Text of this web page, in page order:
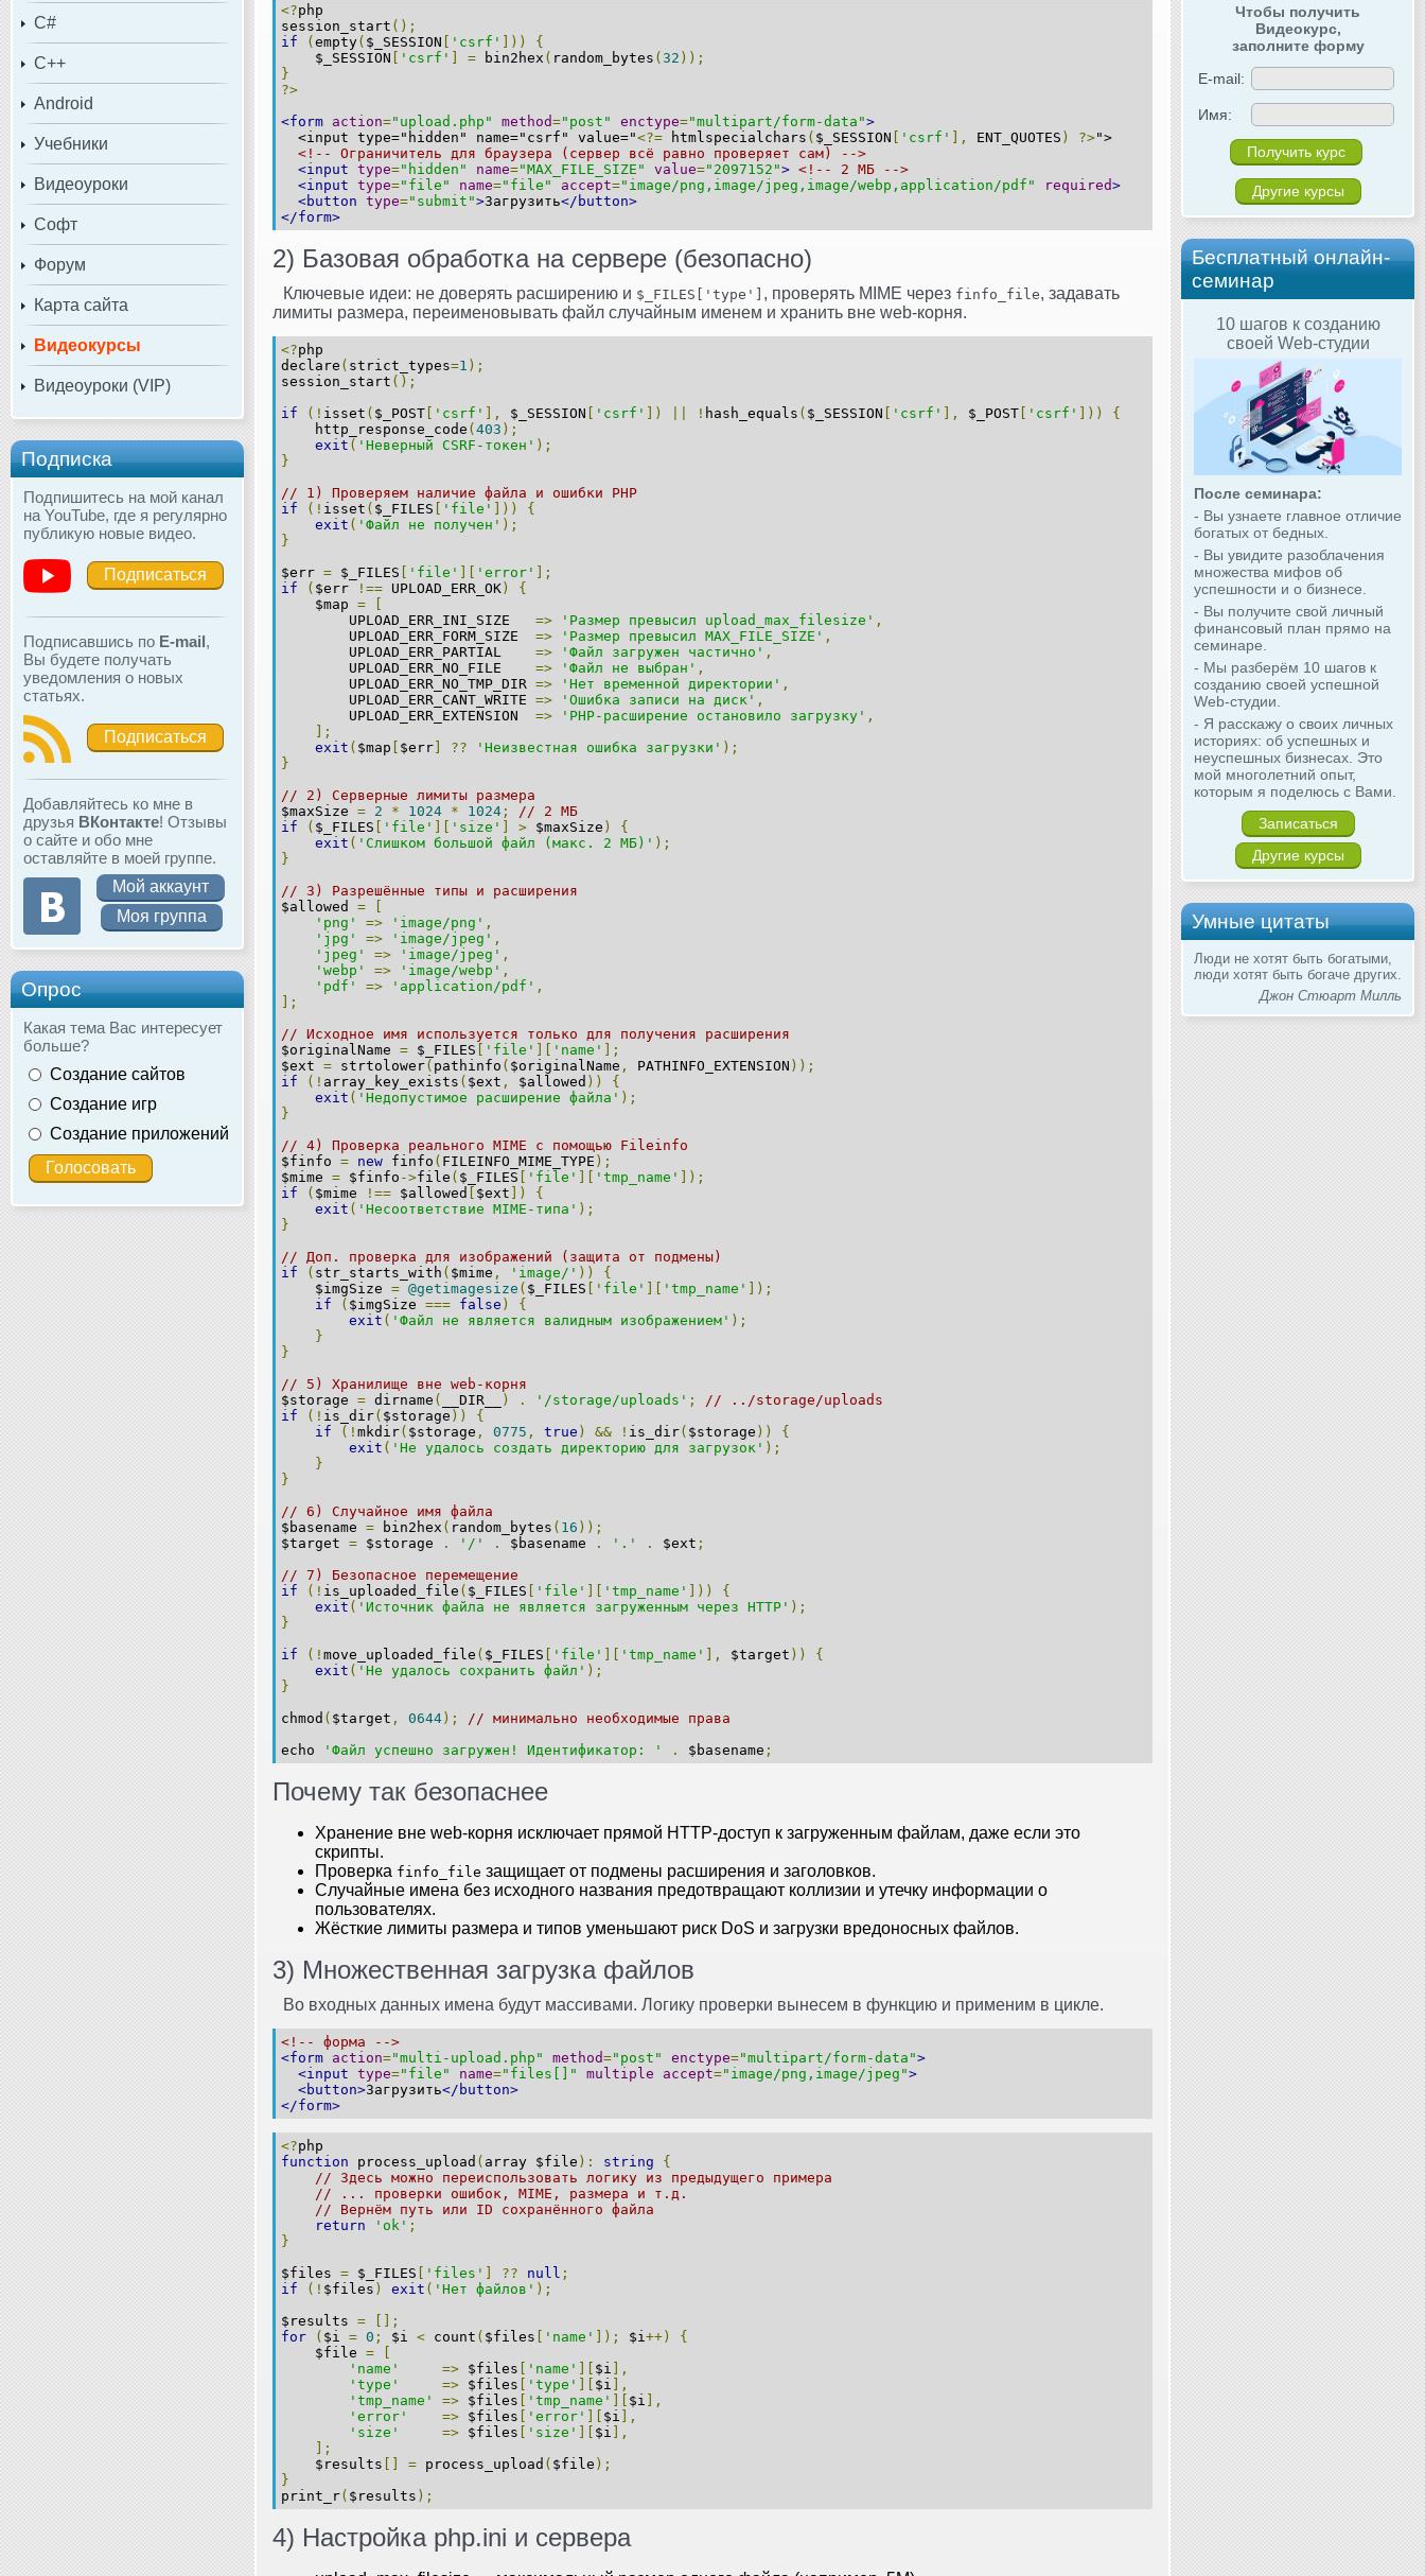
C#
C++
Android
Учебники
Видеоуроки
Софт
Форум
Карта сайта
Видеокурсы
Видеоуроки (VIP)
Подписка
Подпишитесь на мой канал
на YouTube, где я регулярно
публикую новые видео.
Подписаться
Подписавшись по E-mail,
Вы будете получать
уведомления о новых
статьях.
Подписаться
Добавляйтесь ко мне в
друзья ВКонтакте! Отзывы
о сайте и обо мне
оставляйте в моей группе.
Мой аккаунт
Моя группа
Опрос
Какая тема Вас интересует
больше?
Создание сайтов
Создание игр
Создание приложений
Чтобы получить
Видеокурс,
заполните форму
E-mail:
Имя:
Другие курсы
Бесплатный онлайн-
семинар
10 шагов к созданию
своей Web-студии
После семинара:
- Вы узнаете главное отличие
богатых от бедных.
- Вы увидите разоблачения
множества мифов об
успешности и о бизнесе.
- Вы получите свой личный
финансовый план прямо на
семинаре.
- Мы разберём 10 шагов к
созданию своей успешной
Web-студии.
- Я расскажу о своих личных
историях: об успешных и
неуспешных бизнесах. Это
мой многолетний опыт,
которым я поделюсь с Вами.
Записаться
Другие курсы
Умные цитаты
Люди не хотят быть богатыми,
люди хотят быть богаче других.
Джон Стюарт Милль
<?php
session_start ();
if
(empty( $_SESSION [ 'csrf' ]))
{
$_SESSION [ 'csrf' ] = bin2hex ( random_bytes (32 ));
}
?>
<form action="upload.php" method="post" enctype="multipart/form-data">
<input type="hidden" name="csrf" value="<?= htmlspecialchars ( $_SESSION [ 'csrf' ], ENT_QUOTES ) ?>">
<!-- Ограничитель для браузера (сервер всё равно проверяет сам) -->
<input type="hidden" name="MAX_FILE_SIZE" value="2097152"> <!-- 2 МБ -->
<input type="file" name="file" accept="image/png,image/jpeg,image/webp,application/pdf" required>
<button type="submit">Загрузить</button>
</form>
2) Базовая обработка на сервере (безопасно)
Ключевые идеи: не доверять расширению и $_FILES['type'] , проверять MIME через finfo_file, задавать
лимиты размера, переименовывать файл случайным именем и хранить вне web‑корня.
<?php
declare ( strict_types=1 );
session_start ();
if
(! isset ( $_POST [ 'csrf' ], $_SESSION [ 'csrf' ]) ! hash_equals ( $_SESSION [ 'csrf' ], $_POST [ 'csrf' ]))
{
http_response_code (403 );
exit ( 'Неверный CSRF-токен' );
}
// 1) Проверяем наличие файла и ошибки PHP
if
(! isset ( $_FILES [ 'file' ]))
{
exit ( 'Файл не получен' );
}
$err = $_FILES [ 'file' ][ 'error' ];
if
( $err !== UPLOAD_ERR_OK)
{
$map =
[
UPLOAD_ERR_INI_SIZE => 'Размер превысил upload_max_filesize' ,
UPLOAD_ERR_FORM_SIZE => 'Размер превысил MAX_FILE_SIZE' ,
UPLOAD_ERR_PARTIAL => 'Файл загружен частично' ,
UPLOAD_ERR_NO_FILE => 'Файл не выбран' ,
UPLOAD_ERR_NO_TMP_DIR => 'Нет временной директории' ,
UPLOAD_ERR_CANT_WRITE => 'Ошибка записи на диск' ,
UPLOAD_ERR_EXTENSION => 'PHP-расширение остановило загрузку' ,
];
exit ( $map [ $err] ?? 'Неизвестная ошибка загрузки' );
}
// 2) Серверные лимиты размера
$maxSize = 2 * 1024 * 1024 ;
// 2 МБ
if
( $_FILES [ 'file' ][ 'size' ] > $maxSize )
{
exit ( 'Слишком большой файл (макс. 2 МБ)' );
}
// 3) Разрешённые типы и расширения
$allowed =
[
'png'
=> 'image/png' ,
'jpg'
=> 'image/jpeg' ,
'jpeg'
=> 'image/jpeg' ,
'webp'
=> 'image/webp' ,
'pdf'
=> 'application/pdf' ,
];
// Исходное имя используется только для получения расширения
$originalName = $_FILES [ 'file' ][ 'name' ];
$ext = strtolower( pathinfo ( $originalName , PATHINFO_EXTENSION ));
if
(! array_key_exists ( $ext , $allowed ))
{
exit ( 'Недопустимое расширение файла' );
}
// 4) Проверка реального MIME с помощью Fileinfo
$finfo = new finfo ( FILEINFO_MIME_TYPE );
$mime = $finfo ->file ( $_FILES [ 'file' ][ 'tmp_name' ]);
if
( $mime !== $allowed [ $ext ])
{
exit ( 'Несоответствие MIME-типа' );
}
// Доп. проверка для изображений (защита от подмены)
if
( str_starts_with ( $mime , 'image/' ))
{
$imgSize = @getimagesize ( $_FILES [ 'file' ][ 'tmp_name' ]);
if
( $imgSize === false )
{
exit ( 'Файл не является валидным изображением' );
}
}
// 5) Хранилище вне web-корня
$storage = dirname ( __DIR__ ) . '/storage/uploads' ;
// ../storage/uploads
if
(! is_dir( $storage ))
{
if
(! mkdir( $storage , 0775 , true ) && ! is_dir( $storage ))
{
exit ( 'Не удалось создать директорию для загрузок' );
}
}
// 6) Случайное имя файла
$basename = bin2hex ( random_bytes ( 16 ));
$target = $storage . '/' . $basename . '.' . $ext ;
// 7) Безопасное перемещение
if
(! is_uploaded_file ( $_FILES [ 'file' ][ 'tmp_name' ]))
{
exit ( 'Источник файла не является загруженным через HTTP' );
}
if
(! move_uploaded_file ( $_FILES [ 'file' ][ 'tmp_name' ], $target ))
{
exit ( 'Не удалось сохранить файл' );
}
chmod ( $target , 0644);
// минимально необходимые права
echo
'Файл успешно загружен! Идентификатор: ' . $basename ;
Почему так безопаснее
Хранение вне web‑корня исключает прямой HTTP‑доступ к загруженным файлам, даже если это
скрипты.
Проверка finfo_file защищает от подмены расширения и заголовков.
Случайные имена без исходного названия предотвращают коллизии и утечку информации о
пользователях.
Жёсткие лимиты размера и типов уменьшают риск DoS и загрузки вредоносных файлов.
3) Множественная загрузка файлов
Во входных данных имена будут массивами. Логику проверки вынесем в функцию и применим в цикле.
<!-- форма -->
<form action="multi-upload.php" method="post" enctype="multipart/form-data">
<input type="file" name="files[]" multiple accept="image/png,image/jpeg">
<button>Загрузить</button>
</form>
<?php
function process_upload ( array $file ): string
{
// Здесь можно переиспользовать логику из предыдущего примера
// ... проверки ошибок, MIME, размера и т.д.
// Вернём путь или ID сохранённого файла
return
'ok' ;
}
$files = $_FILES [ 'files' ] ?? null ;
if
(! $files ) exit ( 'Нет файлов' );
$results =
[];
for
( $i = 0 ; $i < count ( $files [ 'name' ]); $i ++)
{
$file =
[
'name'
=> $files [ 'name' ][ $i ],
'type'
=> $files [ 'type' ][ $i ],
'tmp_name'
=> $files [ 'tmp_name' ][ $i ],
'error'
=> $files [ 'error' ][ $i ],
'size'
=> $files [ 'size' ][ $i ],
];
$results [] = process_upload ( $file );
}
print_r( $results );
4) Настройка php.ini и сервера